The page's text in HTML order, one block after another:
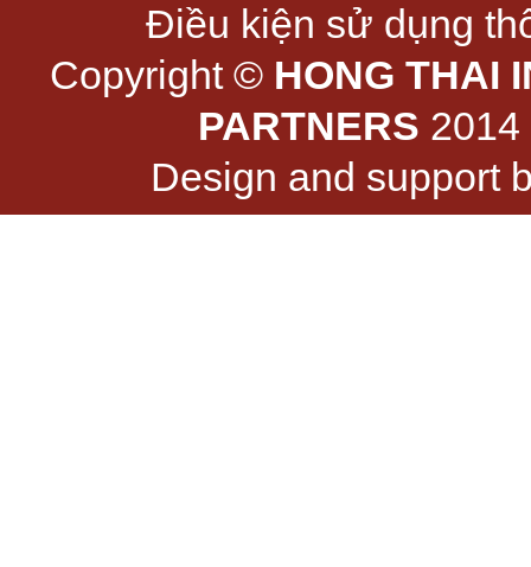
Điều kiện sử dụng
Copyright © HONG THAI
PARTNERS 2014
Design and support